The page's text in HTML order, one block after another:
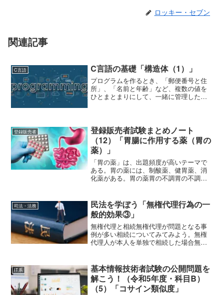
ロッキー・セブン
関連記事
C言語 C言語の基礎「構造体（1）」
プログラムを作るとき、「郵便番号と住
所」、「名前と年齢」など、複数の値を
ひとまとまりにして、一緒に管理したい
別々の配列で管理すると、...
登録販売者
登録販売者試験まとめノート
（12）「胃腸に作用する薬（胃の
薬）」
「胃の薬」は、出題頻度が高いテーマで
ある。胃の薬には、制酸薬、健胃薬、消
化薬がある。胃の薬胃の不調胃の不調の
り、胃自体を保護する働きや胃の運動が
低下する。胸やけや胃の不...
司法・法務
民法を学ぼう「無権代理行為の一
般的効果③」
無権代理と相続無権代理が問題となる事
例が多い相続についてみてみよう。無権
代理人が本人を単独で相続した場合無権
亡し、本人の相続人が、無権代理人一人
だった場合、無権代理人が自...
IT系
基本情報技術者試験の公開問題を
解こう！（令和5年度・科目B）
（5）「コサイン類似度」